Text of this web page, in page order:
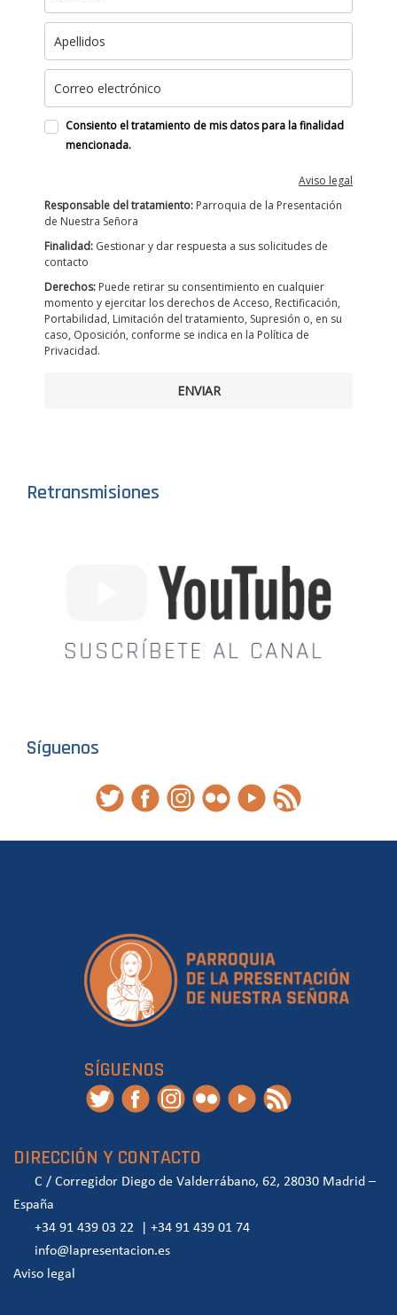
Consiento el tratamiento de mis datos para la finalidad
mencionada.
Aviso legal
Responsable del tratamiento: Parroquia de la Presentación
de Nuestra Señora
Finalidad: Gestionar y dar respuesta a sus solicitudes de
contacto
Derechos: Puede retirar su consentimiento en cualquier
momento y ejercitar los derechos de Acceso, Rectificación,
Portabilidad, Limitación del tratamiento, Supresión o, en su
caso, Oposición, conforme se indica en la Política de
Privacidad.
ENVIAR
Retransmisiones
Síguenos
SÍGUENOS
DIRECCIÓN Y CONTACTO
C / Corregidor Diego de Valderrábano, 62, 28030 Madrid –
España
+34 91 439 03 22
+34 91 439 01 74
info@lapresentacion.es
Aviso legal